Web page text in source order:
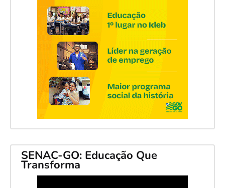
SENAC-GO: Educação Que
Transforma